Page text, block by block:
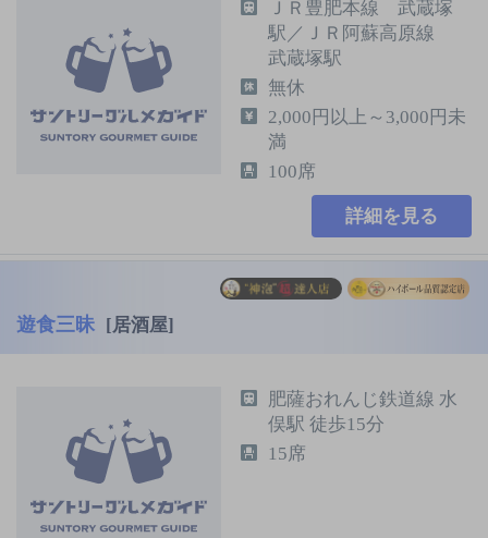
ＪＲ豊肥本線 武蔵塚
駅／ＪＲ阿蘇高原線
武蔵塚駅
無休
2,000円以上～3,000円未
満
100席
詳細を見る
遊食三昧 [居酒屋]
肥薩おれんじ鉄道線 水
俣駅 徒歩15分
15席